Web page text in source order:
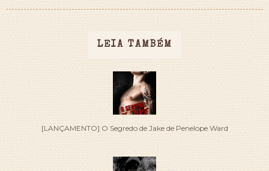
LEIA TAMBÉM
[LANÇAMENTO] O Segredo de Jake de Penelope Ward